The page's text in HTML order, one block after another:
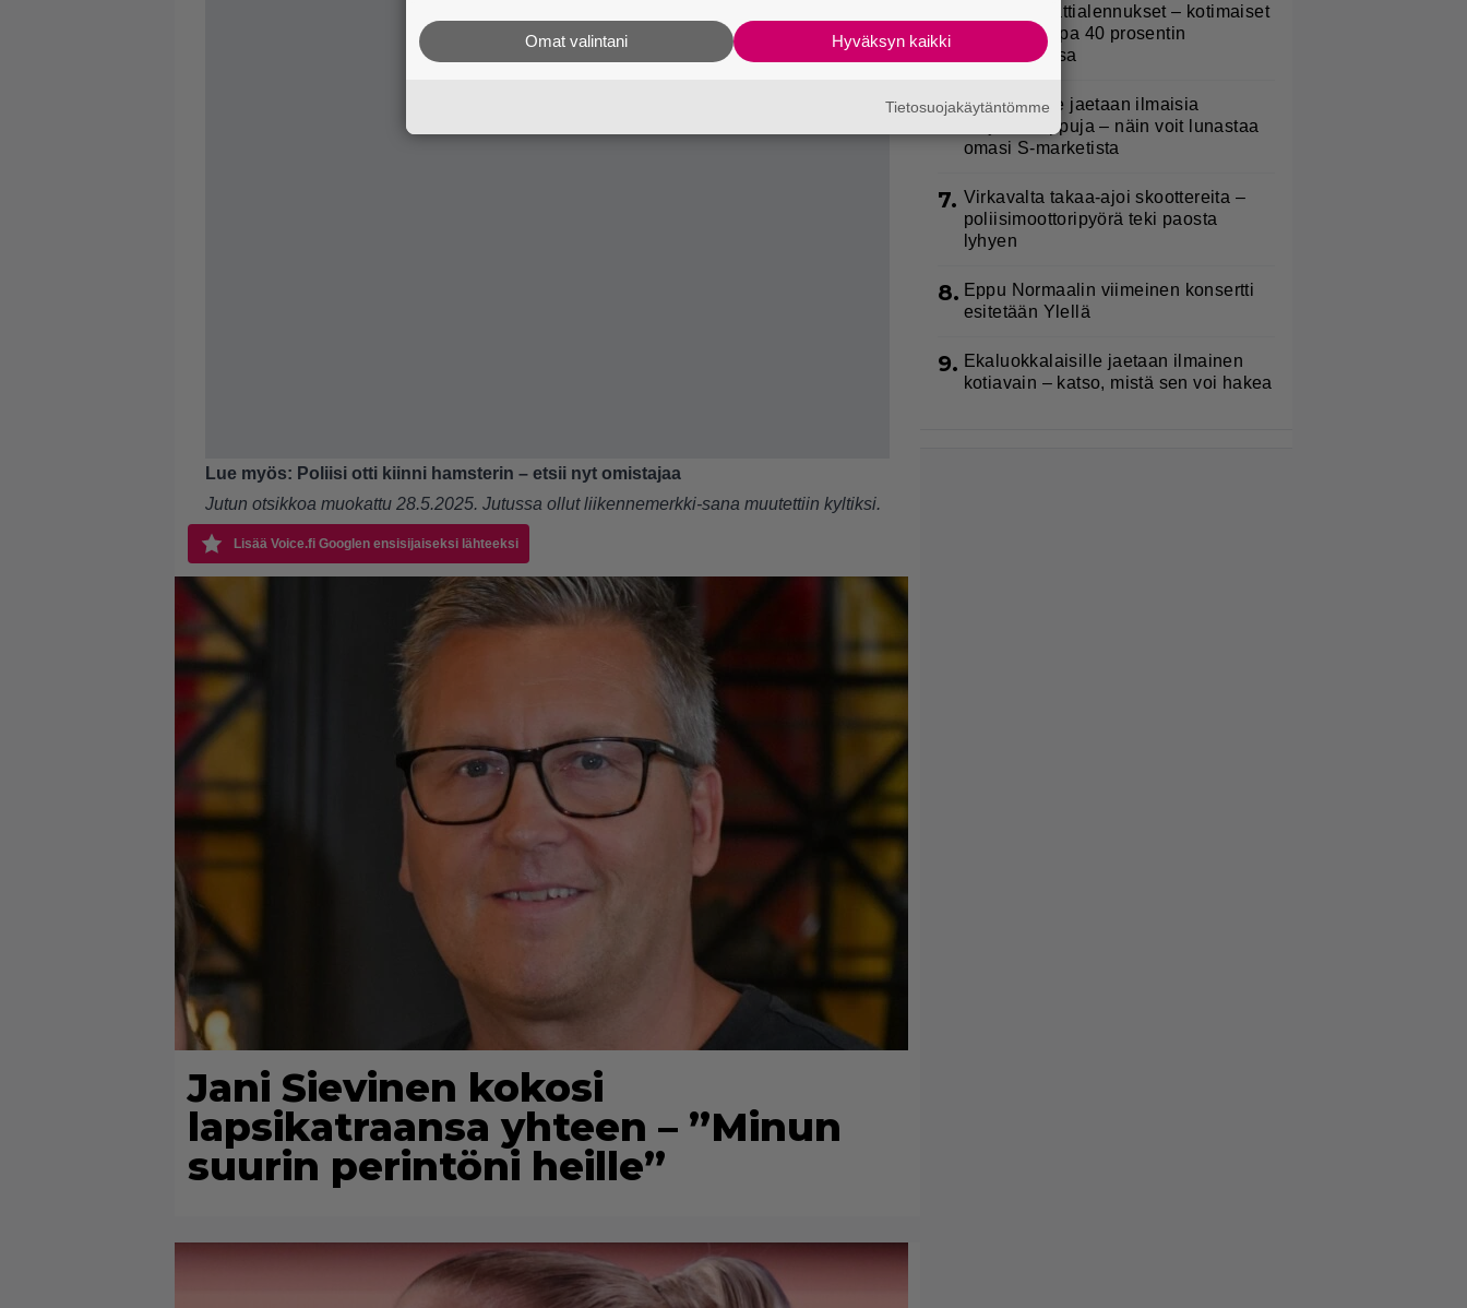
Lue myös: Poliisi otti kiinni hamsterin – etsii nyt omistajaa
Jutun otsikkoa muokattu 28.5.2025. Jutussa ollut liikennemerkki-sana muutettiin kyltiksi.
Lisää Voice.fi Googlen ensisijaiseksi lähteeksi
Jani Sievinen kokosi
lapsikatraansa yhteen – ”Minun
suurin perintöni heille”
5.
Lidl aloitti jättialennukset – kotimaiset
kasvikset jopa 40 prosentin
alennuksessa
6. Koululaisille jaetaan ilmaisia
heijastinreppuja – näin voit lunastaa
omasi S-marketista
7. Virkavalta takaa-ajoi skoottereita –
poliisimoottoripyörä teki paosta
lyhyen
8. Eppu Normaalin viimeinen konsertti
esitetään Ylellä
9. Ekaluokkalaisille jaetaan ilmainen
kotiavain – katso, mistä sen voi hakea
Hyväksyn kaikki
Omat valintani
Tietosuojakäytäntömme